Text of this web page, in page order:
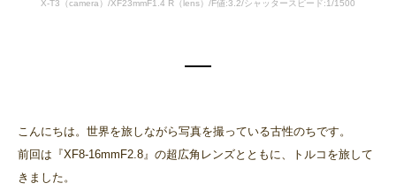
X-T3（camera）/XF23mmF1.4 R（lens）/F値:3.2/シャッタースピード:1/1500
こんにちは。世界を旅しながら写真を撮っている古性のちです。
前回は『XF8-16mmF2.8』の超広角レンズとともに、トルコを旅して
きました。